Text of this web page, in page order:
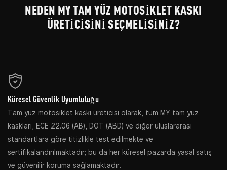
NEDEN MY TAM YÜZ MOTOSIKLET KASKI
ÜRETICISINI SEÇMELISINIZ?
Küresel Güvenlik Uyumluluğu
Tam yüz motosiklet kaskı üreticisi olarak, tüm MY tam yüz
kaskları, ECE 22.06 (AB), DOT (ABD) ve diğer uluslararası
standartlara göre titizlikle test edilmekte ve
sertifikalandırılmaktadır; bu da her küresel pazarda yasal satış
ve güvenilir koruma sağlamaktadır.